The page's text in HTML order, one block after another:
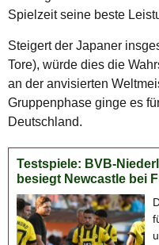
Spielzeit seine beste
Steigert der Japaner
Tore), würde dies die
an der anvisierten
Gruppenphase ginge es
Deutschland.
Testspiele: BVB-
besiegt Newcastle bei